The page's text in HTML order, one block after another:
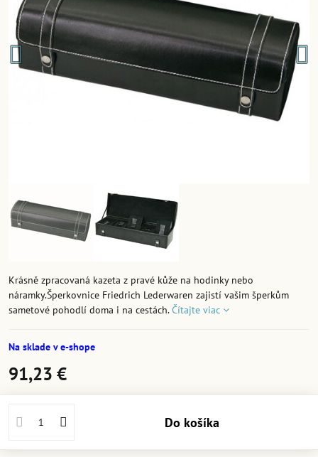
Krásně zpracovaná kazeta z pravé kůže na hodinky nebo
náramky.Šperkovnice Friedrich Lederwaren zajistí vašim šperkům
sametové pohodlí doma i na cestách.Čítajte viac
Na sklade v e-shope
91,23 €
Do košíka